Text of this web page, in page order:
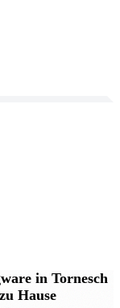
in Tornesch
Hause